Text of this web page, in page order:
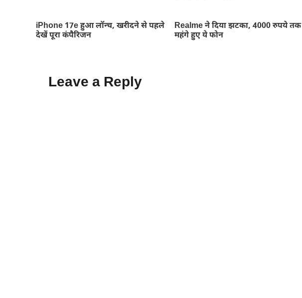
iPhone 17e हुआ लॉन्च, खरीदने से पहले
देखें पूरा कंपैरिजन
Realme ने दिया झटका, 4000 रुपये तक
महंगे हुए ये फोन
Leave a Reply